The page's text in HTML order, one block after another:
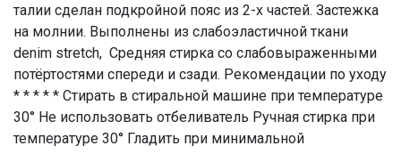
талии сделан подкройной пояс из 2-х частей. Застежка
на молнии. Выполнены из слабоэластичной ткани
denim stretch, Средняя стирка со слабовыраженными
потёртостями спереди и сзади. Рекомендации по уходу
* * * * * Стирать в стиральной машине при температуре
30° Не использовать отбеливатель Ручная стирка при
температуре 30° Гладить при минимальной